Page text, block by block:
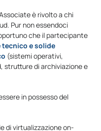
è rivolto a chi
Pur non essendoci
che il partecipante
tecnico e solide
(sistemi operativi,
strutture di archiviazione e
in possesso del
di virtualizzazione on-